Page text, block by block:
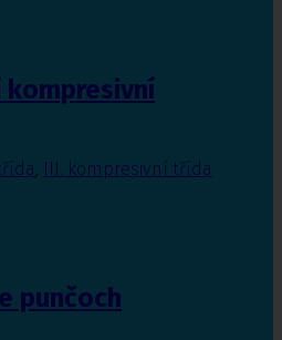
III. kompresivní třída
punčoch